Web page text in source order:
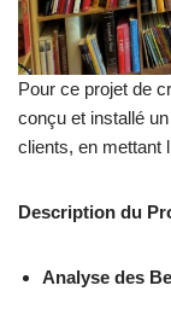
Pour ce projet de
conçu et installé
clients, en mettant
Description du
Analyse des